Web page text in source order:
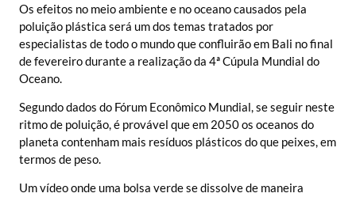
Os efeitos no meio ambiente e no oceano causados pela
poluição plástica será um dos temas tratados por
especialistas de todo o mundo que confluirão em Bali no final
de fevereiro durante a realização da 4ª Cúpula Mundial do
Oceano.
Segundo dados do Fórum Econômico Mundial, se seguir neste
ritmo de poluição, é provável que em 2050 os oceanos do
planeta contenham mais resíduos plásticos do que peixes, em
termos de peso.
Um vídeo onde uma bolsa verde se dissolve de maneira